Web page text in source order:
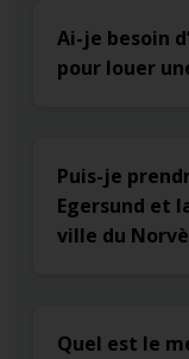
Ai-je besoin
pour louer
Puis-je
Egersund et
ville du
Quel est le